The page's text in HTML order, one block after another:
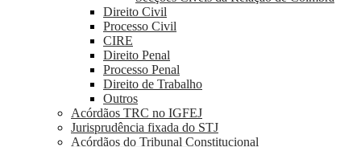
Direito Civil
Processo Civil
CIRE
Direito Penal
Processo Penal
Direito de Trabalho
Outros
Acórdãos TRC no IGFEJ
Jurisprudência fixada do STJ
Acórdãos do Tribunal Constitucional